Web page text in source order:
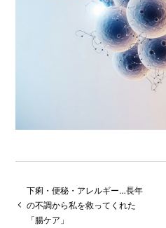
下痢・便秘・アレルギー…長年
の不調から私を救ってくれた
「腸ケア」